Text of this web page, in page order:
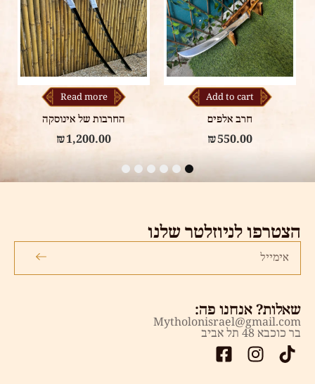
Read more
החרבות של אינוסקה
1,200.00
Add to cart
החרב של טראנקס
750.00
1
2
3
הצטרפו לניוזלטר שלנו
שאלות? אנחנו פה:
Mytholonisrael@gmail.com
בר כוכבא 48 תל אביב